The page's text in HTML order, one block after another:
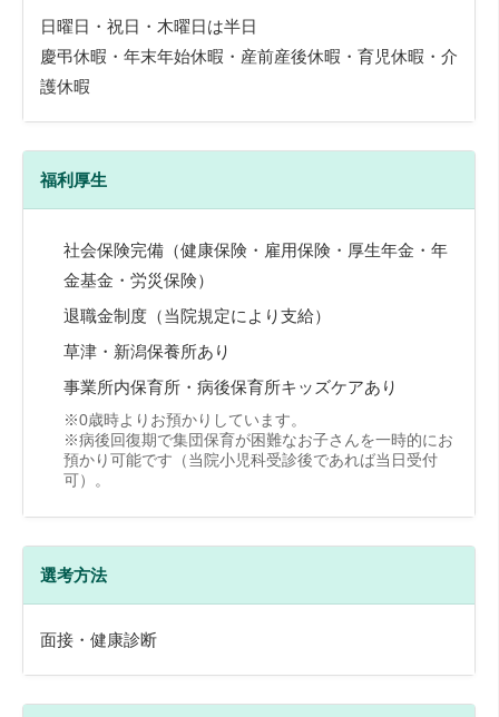
日曜日・祝日・木曜日は半日
慶弔休暇・年末年始休暇・産前産後休暇・育児休暇・介
護休暇
福利厚生
社会保険完備（健康保険・雇用保険・厚生年金・年
金基金・労災保険）
退職金制度（当院規定により支給）
草津・新潟保養所あり
事業所内保育所・病後保育所キッズケアあり
※0歳時よりお預かりしています。
※病後回復期で集団保育が困難なお子さんを一時的にお
預かり可能です（当院小児科受診後であれば当日受付
可）。
選考方法
面接・健康診断